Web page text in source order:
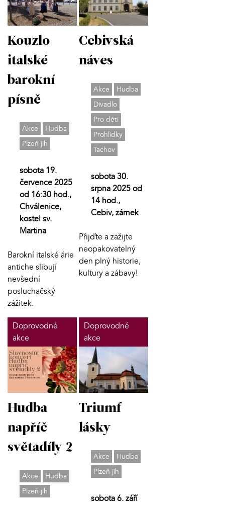
Kouzlo
italské
barokní
písně
Akce
Hudba
Plzeň jih
sobota 19.
července 2025
od 16:30 hod.,
Chválenice,
kostel sv.
Martina
Barokní italské árie
antiche slibují
nevšední
posluchačský
zážitek.
Cebivská
náves
Akce
Hudba
Divadlo
Pro děti
Prohlídky
Tachov
sobota 30.
srpna 2025 od
14 hod.,
Cebiv, zámek
Přijďte a zažijte
neopakovatelný
den plný historie,
kultury a zábavy!
Doprovodné
akce
Hudba
napříč
světadíly 2
Akce
Hudba
Plzeň jih
Doprovodné
akce
Triumf
lásky
Akce
Hudba
Plzeň jih
sobota 6. září